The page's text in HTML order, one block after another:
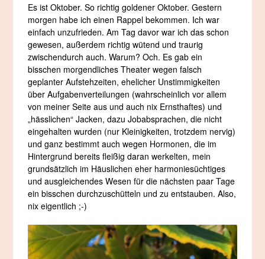
Es ist Oktober. So richtig goldener Oktober. Gestern
morgen habe ich einen Rappel bekommen. Ich war
einfach unzufrieden. Am Tag davor war ich das schon
gewesen, außerdem richtig wütend und traurig
zwischendurch auch. Warum? Och. Es gab ein
bisschen morgendliches Theater wegen falsch
geplanter Aufstehzeiten, ehelicher Unstimmigkeiten
über Aufgabenverteilungen (wahrscheinlich vor allem
von meiner Seite aus und auch nix Ernsthaftes) und
„hässlichen“ Jacken, dazu Jobabsprachen, die nicht
eingehalten wurden (nur Kleinigkeiten, trotzdem nervig)
und ganz bestimmt auch wegen Hormonen, die im
Hintergrund bereits fleißig daran werkelten, mein
grundsätzlich im Häuslichen eher harmoniesüchtiges
und ausgleichendes Wesen für die nächsten paar Tage
ein bisschen durchzuschütteln und zu entstauben. Also,
nix eigentlich ;-)